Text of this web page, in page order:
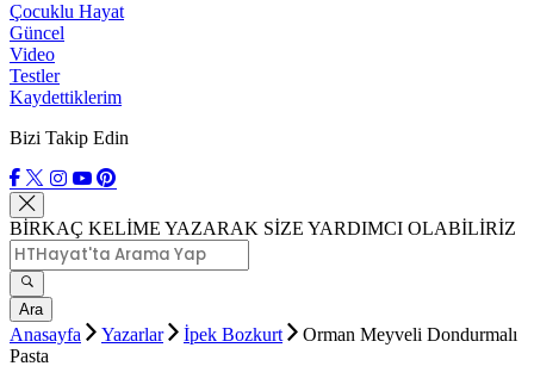
Çocuklu Hayat
Güncel
Video
Testler
Kaydettiklerim
Bizi Takip Edin
BİRKAÇ KELİME YAZARAK SİZE YARDIMCI OLABİLİRİZ
Ara
Anasayfa Yazarlar İpek Bozkurt
Orman Meyveli Dondurmalı
Pasta